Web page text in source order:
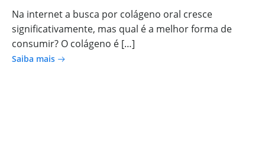
Na internet a busca por colágeno oral cresce
significativamente, mas qual é a melhor forma de
consumir? O colágeno é […]
Saiba mais